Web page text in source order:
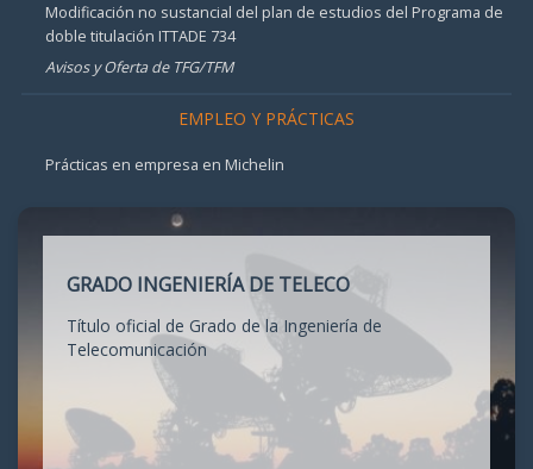
Modificación no sustancial del plan de estudios del Programa de
doble titulación ITTADE 734
Avisos y Oferta de TFG/TFM
EMPLEO Y PRÁCTICAS
Prácticas en empresa en Michelin
GRADO INGENIERÍA DE TELECO
Título oficial de Grado de la Ingeniería de
Telecomunicación